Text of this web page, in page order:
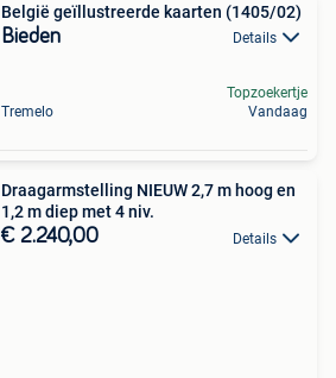
België geïllustreerde kaarten (1405/02)
Bieden Details
Tremelo
Topzoekertje
Vandaag
Draagarmstelling NIEUW 2,7 m hoog en
1,2 m diep met 4 niv.
€ 2.240,00 Details